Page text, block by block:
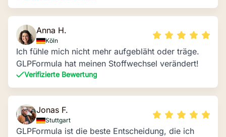
Anna H.
Köln
Ich fühle mich nicht mehr aufgebläht oder träge.
GLPFormula hat meinen Stoffwechsel verändert!
Verifizierte Bewertung
Jonas F.
Stuttgart
GLPFormula ist die beste Entscheidung, die ich